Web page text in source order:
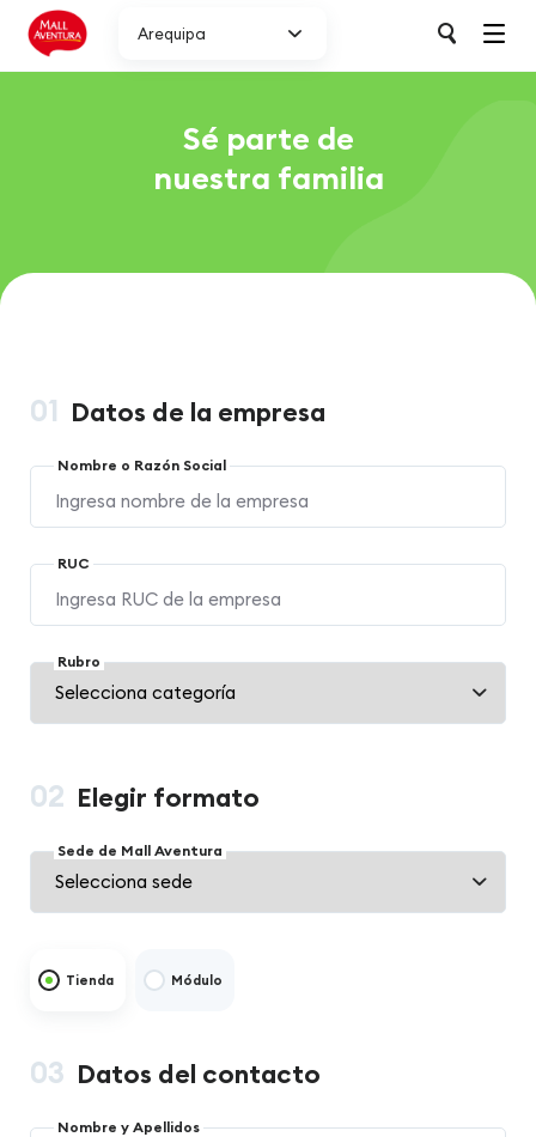
Arequipa
Sé parte de
nuestra familia
01 Datos de la empresa
Nombre o Razón Social
RUC
Rubro
02 Elegir formato
Sede de Mall Aventura
Tienda Módulo
03 Datos del contacto
Nombre y Apellidos